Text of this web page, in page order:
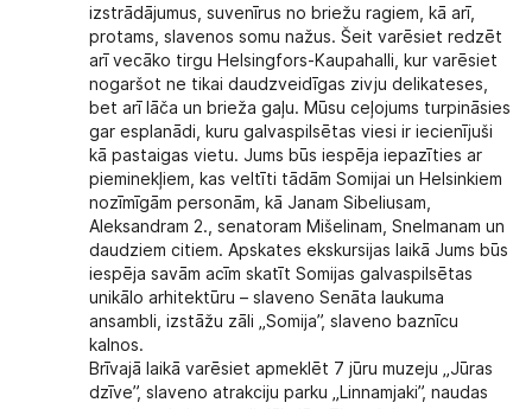
izstrādājumus, suvenīrus no briežu ragiem, kā arī,
protams, slavenos somu nažus. Šeit varēsiet redzēt
arī vecāko tirgu Helsingfors-Kaupahalli, kur varēsiet
nogaršot ne tikai daudzveidīgas zivju delikateses,
bet arī lāča un brieža gaļu. Mūsu ceļojums turpināsies
gar esplanādi, kuru galvaspilsētas viesi ir iecienījuši
kā pastaigas vietu. Jums būs iespēja iepazīties ar
pieminekļiem, kas veltīti tādām Somijai un Helsinkiem
nozīmīgām personām, kā Janam Sibeliusam,
Aleksandram 2., senatoram Mišelinam, Snelmanam un
daudziem citiem. Apskates ekskursijas laikā Jums būs
iespēja savām acīm skatīt Somijas galvaspilsētas
unikālo arhitektūru – slaveno Senāta laukuma
ansambli, izstāžu zāli „Somija”, slaveno baznīcu
kalnos.
Brīvajā laikā varēsiet apmeklēt 7 jūru muzeju „Jūras
dzīve”, slaveno atrakciju parku „Linnamjaki”, naudas